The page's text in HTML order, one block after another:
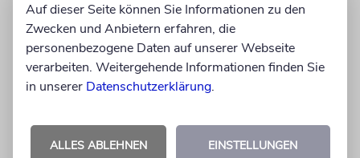
hatte sich das vorher so gewünscht.« Nun
stand er am Flughafen, wollte nicht mehr und
heulte. Sie habe sich wie eine Rabenmutter
gefühlt, dass er nun gegen seinen Willen
der Knoten war geplatzt.« Neulich rief er
Auf dieser Seite können Sie Informationen zu den
Zwecken und Anbietern erfahren, die
personenbezogene Daten auf unserer Webseite
verarbeiten. Weitergehende Informationen finden Sie
in unserer Datenschutzerklärung.
ALLES ABLEHNEN EINSTELLUNGEN